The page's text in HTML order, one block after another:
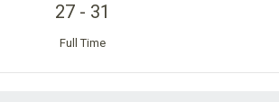
31
-
27
Full Time